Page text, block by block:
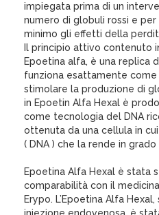
impiegata prima di un
numero di globuli rossi e
minimo gli effetti della
Il principio attivo contenuto
Epoetina alfa, è una replica
funziona esattamente
stimolare la produzione di
in Epoetin Alfa Hexal è
come tecnologia del DNA
ottenuta da una cellula in
( DNA ) che la rende in
Epoetina Alfa Hexal è stata
comparabilità con il
Erypo. L’Epoetina Alfa